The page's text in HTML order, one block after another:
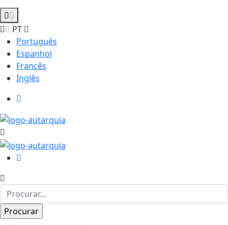
PT
Português
Espanhol
Francês
Inglês